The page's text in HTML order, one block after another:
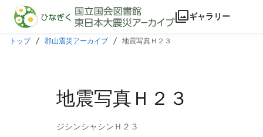
本文に飛ぶ
ギャラリー
トップ 郡山震災アーカイブ 地震写真Ｈ２３
地震写真Ｈ２３
ジシンシャシンＨ２３